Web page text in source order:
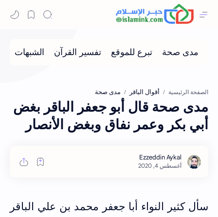
الصفحة الرئيسية أقوال الباقر مدى صحة
مدى صحة قال أبو جعفر الباقر بغض
أبي بكر وعمر نفاق وبغض الأنصار
سأل كثير النواء أبا جعفر محمد بن علي الباقر